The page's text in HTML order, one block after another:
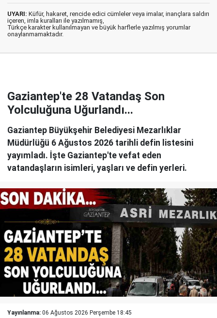
UYARI: Küfür, hakaret, rencide edici cümleler veya imalar, inançlara saldırı
içeren, imla kuralları ile yazılmamış,
Türkçe karakter kullanılmayan ve büyük harflerle yazılmış yorumlar
onaylanmamaktadır.
Gaziantep'te 28 Vatandaş Son
Yolculuğuna Uğurlandı...
Gaziantep Büyükşehir Belediyesi Mezarlıklar
Müdürlüğü 6 Ağustos 2026 tarihli defin listesini
yayımladı. İşte Gaziantep'te vefat eden
vatandaşların isimleri, yaşları ve defin yerleri.
Yayınlanma: 06 Ağustos 2026 Perşembe 18:45